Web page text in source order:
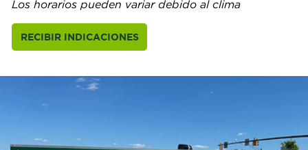
Los horarios pueden variar debido al clima
RECIBIR INDICACIONES